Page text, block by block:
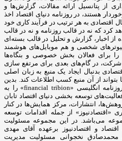
از پتانسیل ارائه مقالات، گزارش‌ها و
هستند، در روزنامه دنیای اقتصاد اخذ
به هر ترتیب در فرآیند کاری خود
کرد که نه در قالب روزنامه و نه در قالب
اخبار، گزارش و تحلیل در قالب بسته‌ای
شخصی و هم موبایل‌های هوشمند
را برای فعالان بخش خصوصی و بنگاه‌ها
در گام‌های بعدی برای مرتفع سازی
بدنبال ایجاد یک منبع به زبان اصلی
بتواند از آن منبع کسب اطلاعات کند. بدین
ترتیب، یکی از اجزای هلدینگ یعنی روزنامه انگلیسی «financial tribion» را به
توسعه بخشی دنیای اقتصاد تابان
انتشارات، مرکز همایش‌ها در کنار
«اقتصادنیوز» از جمله اقدامات توسعه
می‌باشد. در این مجموعه مسئولیت
و اقتصادنیوز برعهده آقای مهدی
نخجوانی مسئولیت مدیریت